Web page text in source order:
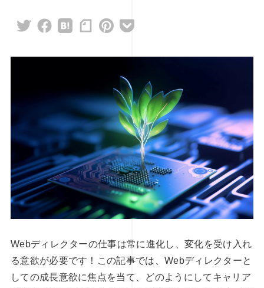
オンラインで学べる！WEBディ
須スキルの完全ガイド
2024.12.27
Webディレクターの仕事は常に進化し、変化を受け入れ
る意欲が必要です！この記事では、Webディレクターと
しての成長意欲に焦点を当て、どのようにしてキャリア